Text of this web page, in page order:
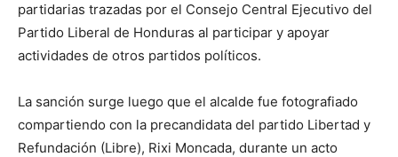
partidarias trazadas por el Consejo Central Ejecutivo del
Partido Liberal de Honduras al participar y apoyar
actividades de otros partidos políticos.
La sanción surge luego que el alcalde fue fotografiado
compartiendo con la precandidata del partido Libertad y
Refundación (Libre), Rixi Moncada, durante un acto